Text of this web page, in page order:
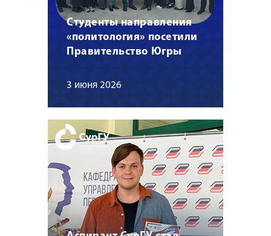
Студенты направления
«политология» посетили
Правительство Югры
3 июня 2026